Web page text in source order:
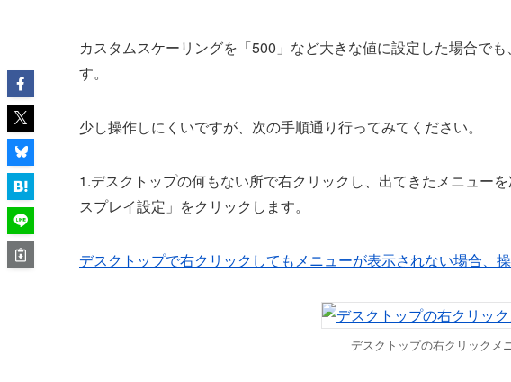
カスタムスケーリングを「500」など大きな値に設定した場合で
す。
少し操作しにくいですが、次の手順通り行ってみてください。
1.デスクトップの何もない所で右クリックし、出てきたメニュー
スプレイ設定」をクリックします。
デスクトップで右クリックしてもメニューが表示されない場合、
デスクトップの右クリックメ